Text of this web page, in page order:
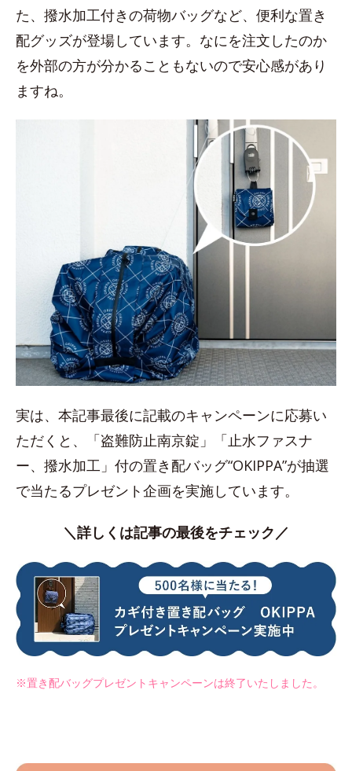
た、撥水加工付きの荷物バッグなど、便利な置き
配グッズが登場しています。なにを注文したのか
を外部の方が分かることもないので安心感があり
ますね。
実は、本記事最後に記載のキャンペーンに応募い
ただくと、「盗難防止南京錠」「止水ファスナ
ー、撥水加工」付の置き配バッグ“OKIPPA”が抽選
で当たるプレゼント企画を実施しています。
＼詳しくは記事の最後をチェック／
※置き配バッグプレゼントキャンペーンは終了いたしました。